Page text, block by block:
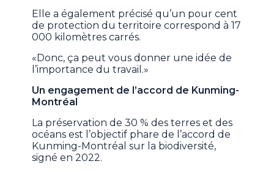
Elle a également précisé qu’un pour cent
de protection du territoire correspond à 17
000 kilomètres carrés.
«Donc, ça peut vous donner une idée de
l’importance du travail.»
Un engagement de l’accord de Kunming-
Montréal
La préservation de 30 % des terres et des
océans est l’objectif phare de l’accord de
Kunming-Montréal sur la biodiversité,
signé en 2022.